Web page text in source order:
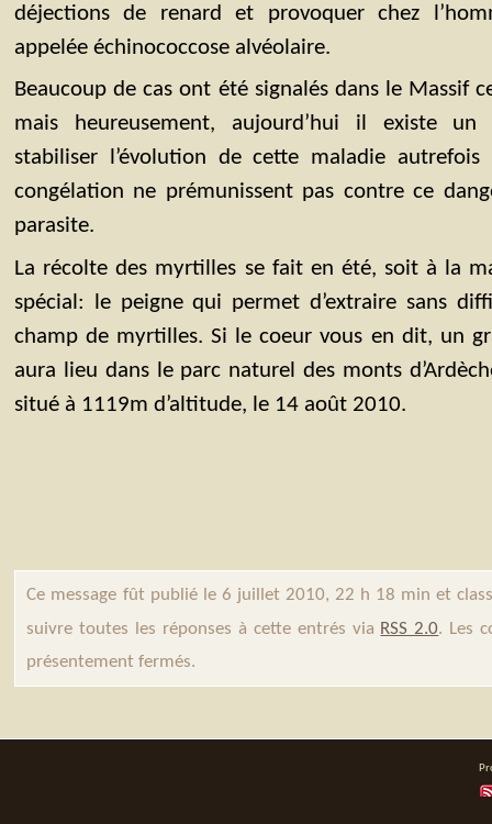
déjections de renard et provoquer chez
appelée échinococcose alvéolaire.
Beaucoup de cas ont été signalés dans le Massif
mais heureusement, aujourd’hui il existe un
stabiliser l’évolution de cette maladie
congélation ne prémunissent pas contre ce
parasite.
La récolte des myrtilles se fait en été, soit à la
spécial: le peigne qui permet d’extraire sans
champ de myrtilles. Si le coeur vous en dit, un
aura lieu dans le parc naturel des monts
situé à 1119m d’altitude, le 14 août 2010.
Ce message fût publié le 6 juillet 2010, 22 h 18 min et
suivre toutes les réponses à cette entrés via RSS 2.0. Les
présentement fermés.